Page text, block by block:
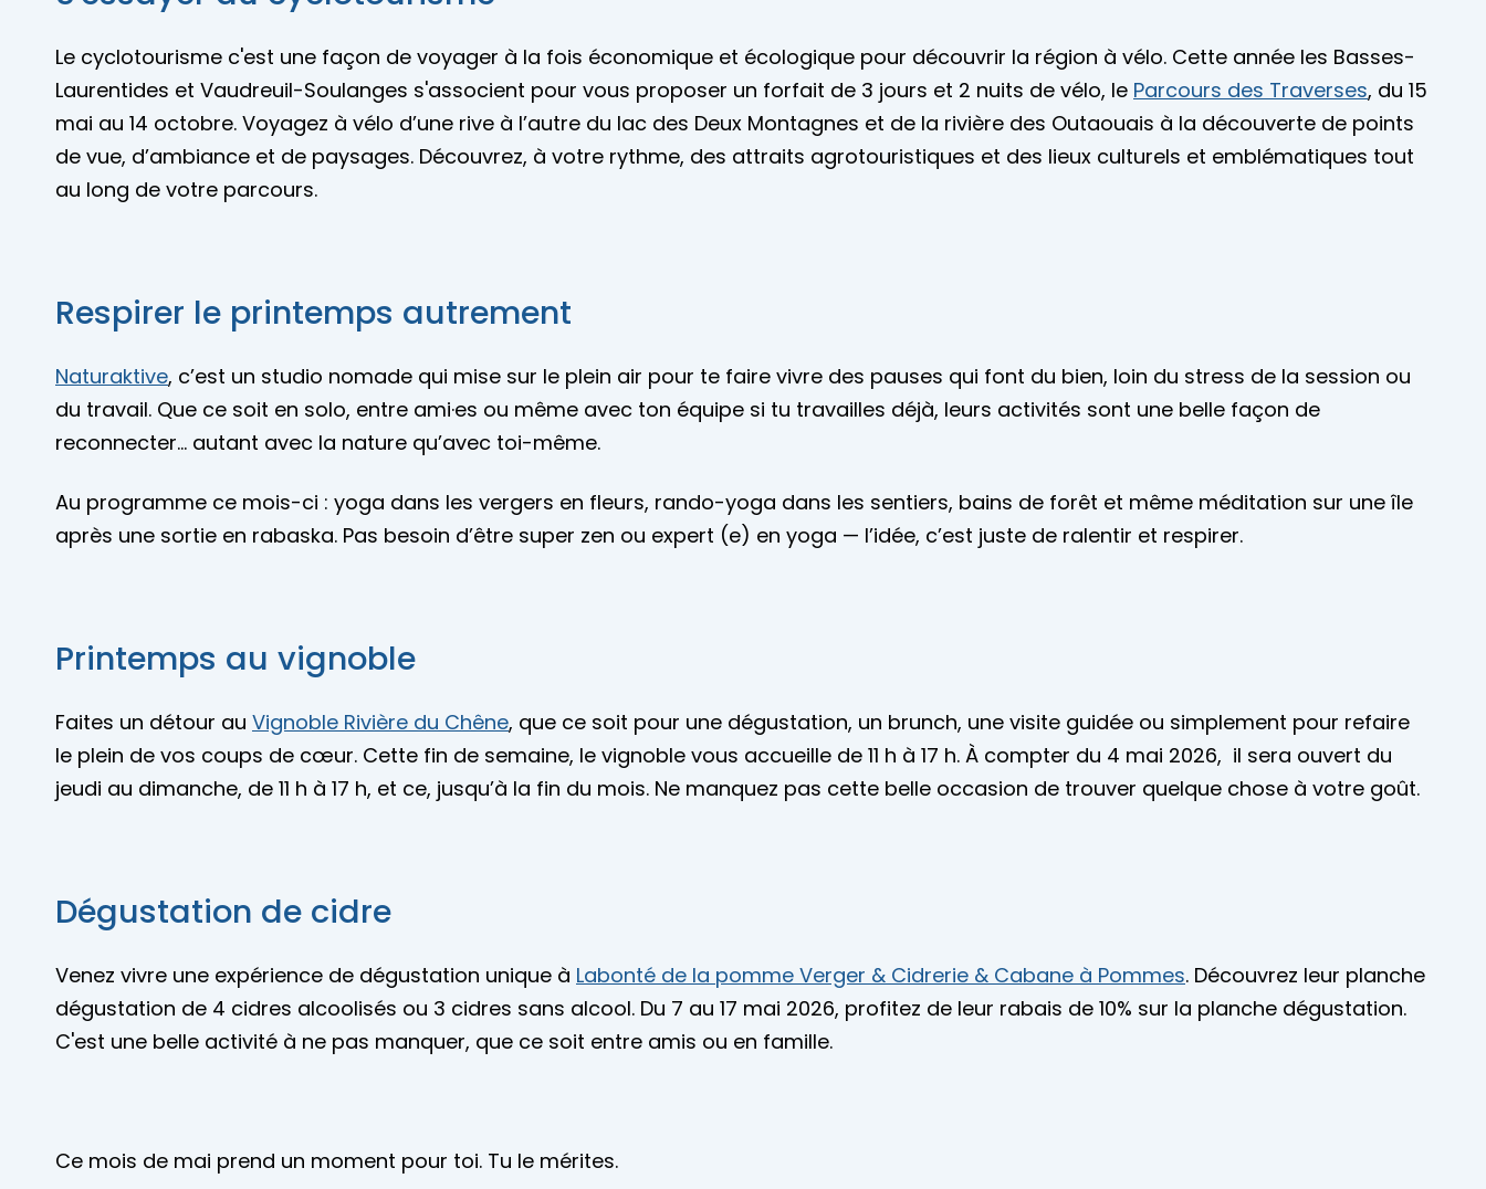
Le cyclotourisme c'est une façon de voyager à la fois économique et écologique pour découvrir la région à vélo. Cette année les Basses-
Laurentides et Vaudreuil-Soulanges s'associent pour vous proposer un forfait de 3 jours et 2 nuits de vélo, le Parcours des Traverses, du 15
mai au 14 octobre. Voyagez à vélo d’une rive à l’autre du lac des Deux Montagnes et de la rivière des Outaouais à la découverte de points
de vue, d’ambiance et de paysages. Découvrez, à votre rythme, des attraits agrotouristiques et des lieux culturels et emblématiques tout
au long de votre parcours.
Respirer le printemps autrement
Naturaktive, c’est un studio nomade qui mise sur le plein air pour te faire vivre des pauses qui font du bien, loin du stress de la session ou
du travail. Que ce soit en solo, entre ami·es ou même avec ton équipe si tu travailles déjà, leurs activités sont une belle façon de
reconnecter… autant avec la nature qu’avec toi-même.
Au programme ce mois-ci : yoga dans les vergers en fleurs, rando-yoga dans les sentiers, bains de forêt et même méditation sur une île
après une sortie en rabaska. Pas besoin d’être super zen ou expert (e) en yoga — l’idée, c’est juste de ralentir et respirer.
Printemps au vignoble
Faites un détour au Vignoble Rivière du Chêne, que ce soit pour une dégustation, un brunch, une visite guidée ou simplement pour refaire
le plein de vos coups de cœur. Cette fin de semaine, le vignoble vous accueille de 11 h à 17 h. À compter du 4 mai 2026, il sera ouvert du
jeudi au dimanche, de 11 h à 17 h, et ce, jusqu’à la fin du mois. Ne manquez pas cette belle occasion de trouver quelque chose à votre goût.
Dégustation de cidre
Venez vivre une expérience de dégustation unique à Labonté de la pomme Verger & Cidrerie & Cabane à Pommes. Découvrez leur planche
dégustation de 4 cidres alcoolisés ou 3 cidres sans alcool. Du 7 au 17 mai 2026, profitez de leur rabais de 10% sur la planche dégustation.
C'est une belle activité à ne pas manquer, que ce soit entre amis ou en famille.
Ce mois de mai prend un moment pour toi. Tu le mérites.